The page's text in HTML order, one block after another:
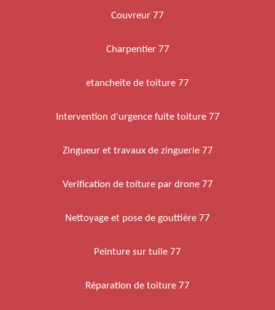
Couvreur 77
Charpentier 77
etancheite de toiture 77
Intervention d'urgence fuite toiture 77
Zingueur et travaux de zinguerie 77
Verification de toiture par drone 77
Nettoyage et pose de gouttière 77
Peinture sur tuile 77
Réparation de toiture 77